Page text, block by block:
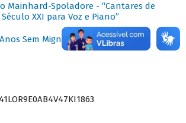
Mainhard-Spoladore - “Cantares de
XXI para Voz e Piano”
Sem Mignone